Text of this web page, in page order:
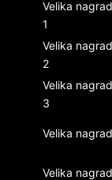
Velika
1
Velika
2
Velika
3
Velika
Velika